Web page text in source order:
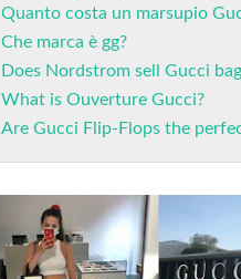
Quanto costa un marsupio
Che marca è gg?
Does Nordstrom sell Gucci
What is Ouverture Gucci?
Are Gucci Flip-Flops the